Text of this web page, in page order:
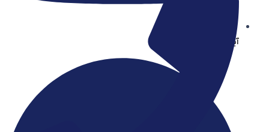
آیساسنتر در یوتیوب